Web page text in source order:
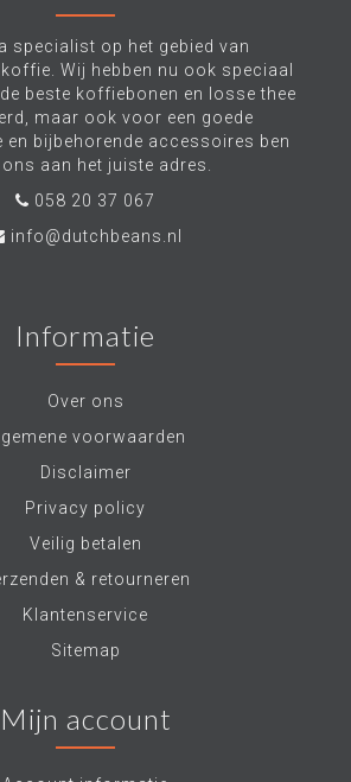
specialist op het gebied van
Wij hebben nu ook speciaal
beste koffiebonen en losse thee
maar ook voor een goede
bijbehorende accessoires ben
aan het juiste adres.
058 20 37 067
info@dutchbeans.nl
Informatie
Over ons
voorwaarden
Disclaimer
Privacy policy
Veilig betalen
& retourneren
Klantenservice
Sitemap
Mijn account